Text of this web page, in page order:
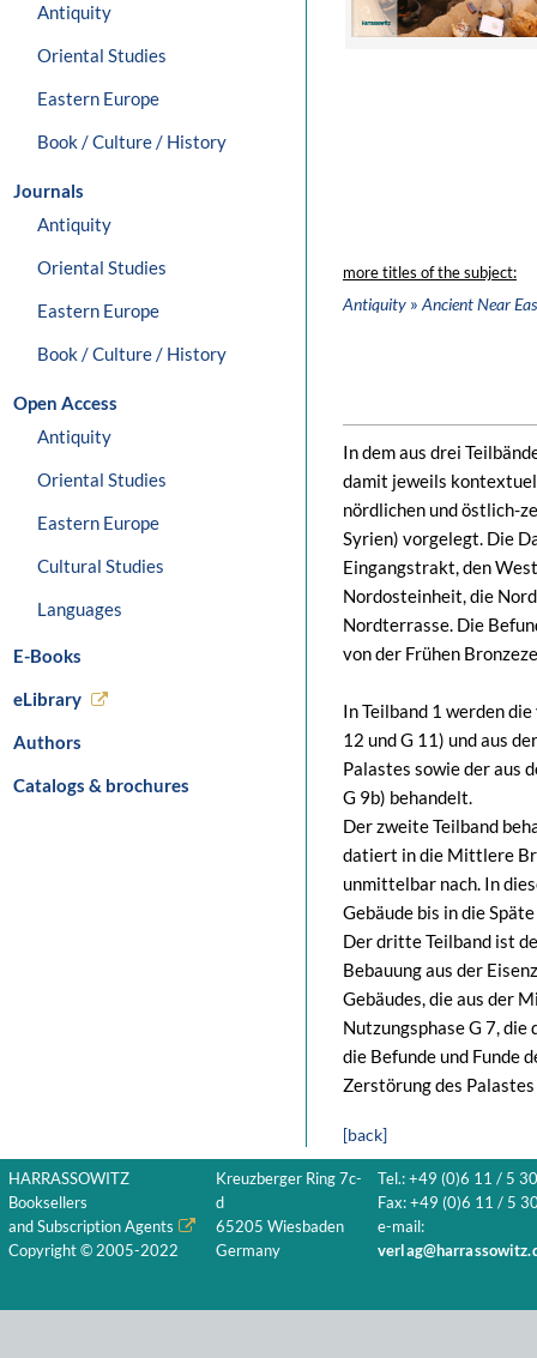
Antiquity
Oriental Studies
Eastern Europe
Book / Culture / History
Journals
Antiquity
Oriental Studies
Eastern Europe
Book / Culture / History
Open Access
Antiquity
Oriental Studies
Eastern Europe
Cultural Studies
Languages
E-Books
eLibrary
Authors
Catalogs & brochures
more titles of the subject:
Antiquity » Ancient Near
In dem aus drei
damit jeweils
nördlichen und östlich-
Syrien) vorgelegt. Die
Eingangstrakt, den
Nordosteinheit, die
Nordterrasse. Die
von der Frühen
In Teilband 1 werden
12 und G 11) und aus
Palastes sowie der aus
G 9b) behandelt.
Der zweite Teilband
datiert in die Mittlere
unmittelbar nach. In
Gebäude bis in die
Der dritte Teilband ist
Bebauung aus der
Gebäudes, die aus der
Nutzungsphase G 7,
die Befunde und Funde
Zerstörung des
[back]
HARRASSOWITZ
Booksellers
and Subscription Agents
Copyright © 2005-2022
Kreuzberger Ring 7c-
d
65205 Wiesbaden
Germany
Tel.: +49 (0)6 11 / 5
Fax: +49 (0)6 11 / 5
e-mail: